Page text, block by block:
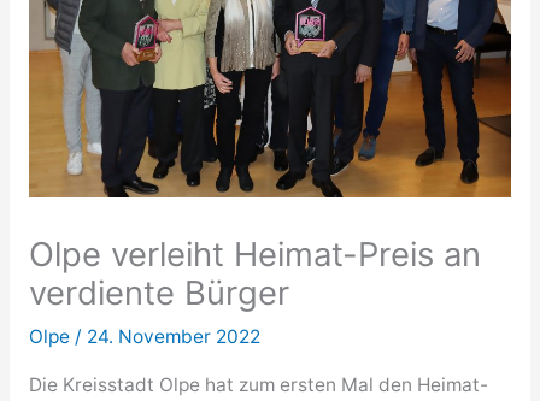
Olpe verleiht Heimat-Preis an
verdiente Bürger
Olpe/ 24. November 2022
Die Kreisstadt Olpe hat zum ersten Mal den Heimat-